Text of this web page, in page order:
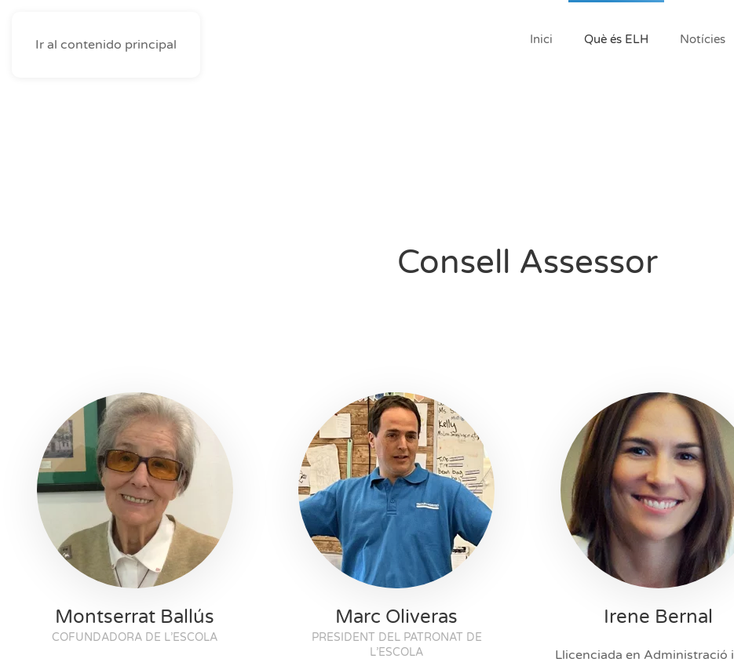
Ir al contenido principal Inici Què és ELH Notícies
Consell Assessor
Montserrat Ballús
COFUNDADORA DE L’ESCOLA
Marc Oliveras
PRESIDENT DEL PATRONAT DE
L’ESCOLA
Irene Bernal
Llicenciada en Administració i